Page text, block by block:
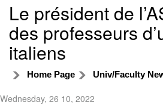
Le président de
des professeurs
italiens
Home Page Univ/Faculty
Wednesday, 26 10, 2022